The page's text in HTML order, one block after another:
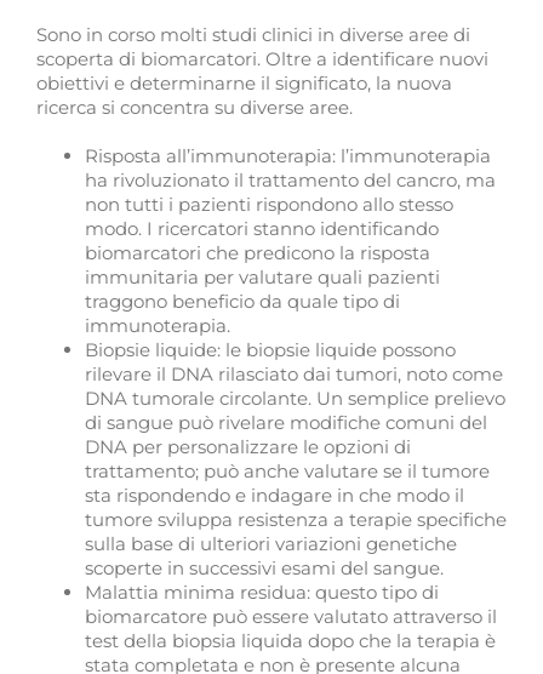
Sono in corso molti studi clinici in diverse aree di
scoperta di biomarcatori. Oltre a identificare nuovi
obiettivi e determinarne il significato, la nuova
ricerca si concentra su diverse aree.
Risposta all’immunoterapia: l’immunoterapia
ha rivoluzionato il trattamento del cancro, ma
non tutti i pazienti rispondono allo stesso
modo. I ricercatori stanno identificando
biomarcatori che predicono la risposta
immunitaria per valutare quali pazienti
traggono beneficio da quale tipo di
immunoterapia.
Biopsie liquide: le biopsie liquide possono
rilevare il DNA rilasciato dai tumori, noto come
DNA tumorale circolante. Un semplice prelievo
di sangue può rivelare modifiche comuni del
DNA per personalizzare le opzioni di
trattamento; può anche valutare se il tumore
sta rispondendo e indagare in che modo il
tumore sviluppa resistenza a terapie specifiche
sulla base di ulteriori variazioni genetiche
scoperte in successivi esami del sangue.
Malattia minima residua: questo tipo di
biomarcatore può essere valutato attraverso il
test della biopsia liquida dopo che la terapia è
stata completata e non è presente alcuna